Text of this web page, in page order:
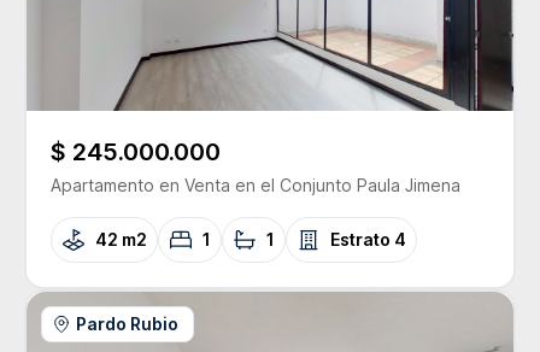
$ 245.000.000
Apartamento en Venta en el Conjunto Paula Jimena
42 m2 1 1 Estrato 4
Pardo Rubio